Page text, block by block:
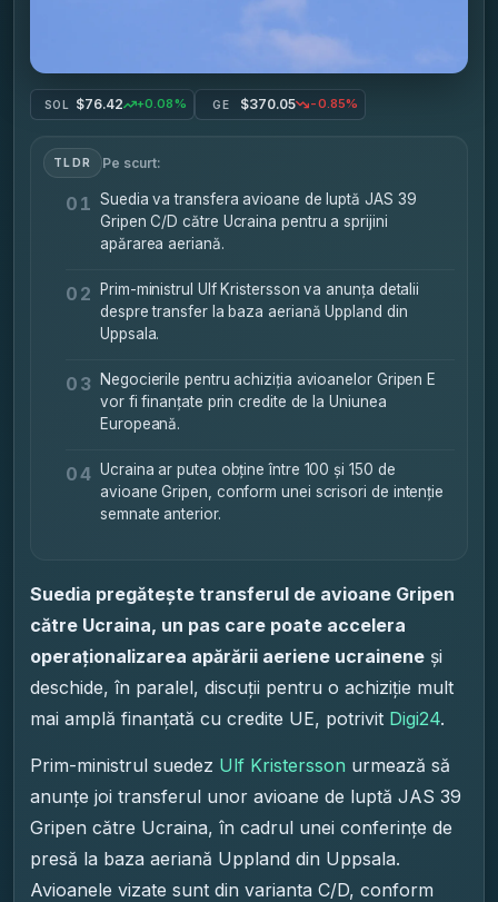
SOL $76.42 +0.08% GE $370.05 -0.85%
TLDR Pe scurt:
01 Suedia va transfera avioane de luptă JAS 39
Gripen C/D către Ucraina pentru a sprijini
apărarea aeriană.
02
Prim-ministrul Ulf Kristersson va anunța detalii
despre transfer la baza aeriană Uppland din
Uppsala.
03
Negocierile pentru achiziția avioanelor Gripen E
vor fi finanțate prin credite de la Uniunea
Europeană.
04 Ucraina ar putea obține între 100 și 150 de
avioane Gripen, conform unei scrisori de intenție
semnate anterior.
Suedia pregătește transferul de avioane Gripen
către Ucraina, un pas care poate accelera
operaționalizarea apărării aeriene ucrainene și
deschide, în paralel, discuții pentru o achiziție mult
mai amplă finanțată cu credite UE, potrivit Digi24.
Prim-ministrul suedez Ulf Kristersson urmează să
anunțe joi transferul unor avioane de luptă JAS 39
Gripen către Ucraina, în cadrul unei conferințe de
presă la baza aeriană Uppland din Uppsala.
Avioanele vizate sunt din varianta C/D, conform